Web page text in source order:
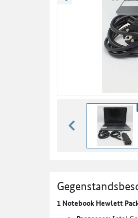
zurück blättern
1 Notebook Hewlett